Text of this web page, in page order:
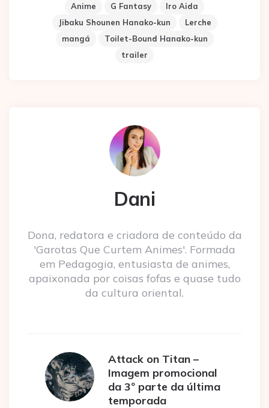
Anime G Fantasy
Iro Aida
Jibaku Shounen Hanako-kun
Lerche
mangá
Toilet-Bound Hanako-kun
trailer
Dani
Dona, redatora e criadora de conteúdo da
'Garotas Que Curtem Animes'. Formada
em Pedagogia, entusiasta de animes,
apaixonada por coisas fofas e quase tudo
da cultura oriental.
Attack on Titan –
Imagem promocional
da 3º parte da última
temporada